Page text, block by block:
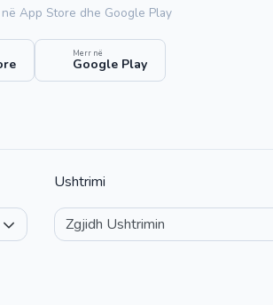
App Store dhe Google Play
Merr në
Google Play
Ushtrimi